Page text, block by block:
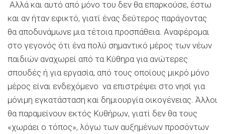
Αλλά και αυτό από μόνο του δεν θα επαρκούσε, έστω
και αν ήταν εφικτό, γιατί ένας δεύτερος παράγοντας
θα αποδυνάμωνε μια τέτοια προσπάθεια. Αναφέρομαι
στο γεγονός ότι ένα πολύ σημαντικό μέρος των νέων
παιδιών αναχωρεί από τα Κύθηρα για ανώτερες
σπουδές ή για εργασία, από τους οποίους μικρό μόνο
μέρος είναι ενδεχόμενο να επιστρέψει στο νησί για
μόνιμη εγκατάσταση και δημιουργία οικογένειας. Άλλοι
θα παραμείνουν εκτός Κυθήρων, γιατί δεν θα τους
«χωράει ο τόπος», λόγω των αυξημένων προσόντων